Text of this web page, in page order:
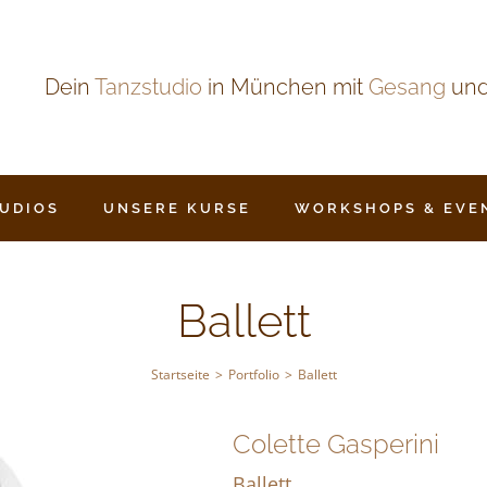
Dein Tanzstudio in München mit Gesang
UNSERE KURSE WORKSHOPS &
Ballett
Startseite Portfolio Ballett
Colette Gasperini